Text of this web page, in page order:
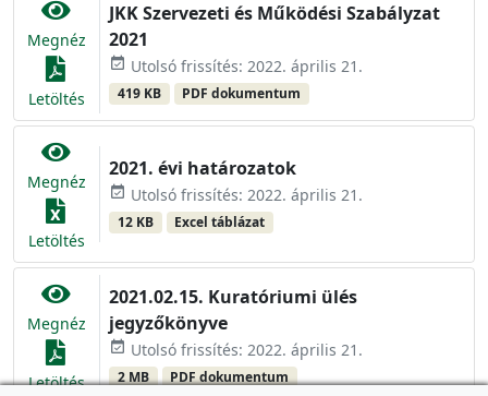
Megnéz
Letöltés
JKK Szervezeti és Működési Szabályzat
2021
event_available Utolsó frissítés: 2022. április 21.
419 KB PDF dokumentum
Megnéz
Letöltés
2021. évi határozatok
event_available Utolsó frissítés: 2022. április 21.
12 KB Excel táblázat
Megnéz
Letöltés
2021.02.15. Kuratóriumi ülés
jegyzőkönyve
event_available Utolsó frissítés: 2022. április 21.
2 MB PDF dokumentum